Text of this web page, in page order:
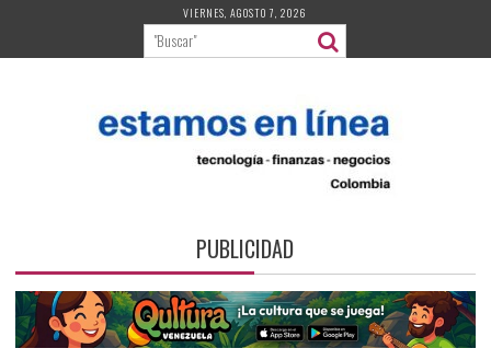
contenido
VIERNES, AGOSTO 7, 2026
PUBLICIDAD